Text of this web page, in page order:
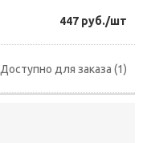
447 руб./шт
Доступно для заказа (1)